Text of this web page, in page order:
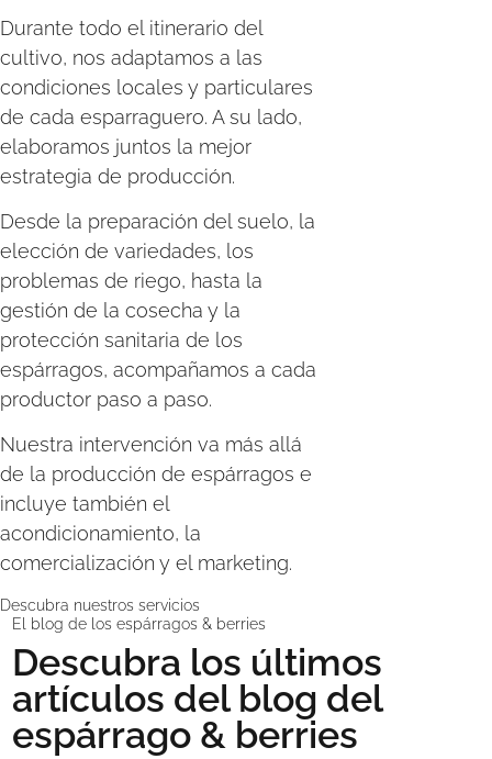
Durante todo el itinerario del
cultivo, nos adaptamos a las
condiciones locales y particulares
de cada esparraguero. A su lado,
elaboramos juntos la mejor
estrategia de producción.
Desde la preparación del suelo, la
elección de variedades, los
problemas de riego, hasta la
gestión de la cosecha y la
protección sanitaria de los
espárragos, acompañamos a cada
productor paso a paso.
Nuestra intervención va más allá
de la producción de espárragos e
incluye también el
acondicionamiento, la
comercialización y el marketing.
Descubra nuestros servicios
El blog de los espárragos & berries
Descubra los últimos
artículos del blog del
espárrago & berries